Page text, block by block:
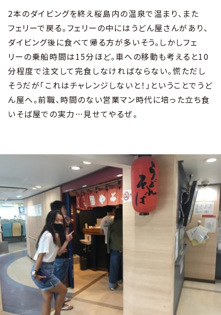
2本のダイビングを終え桜島内の温泉で温まり、また
フェリーで戻る。フェリーの中にはうどん屋さんがあり、
ダイビング後に食べて帰る方が多いそう。しかしフェ
リーの乗船時間は15分ほど。車への移動も考えると10
分程度で注文して完食しなければならない。慌ただし
そうだが「これはチャレンジしないと！」ということでうど
ん屋へ。前職、時間のない営業マン時代に培った立ち食
いそば屋での実力…見せてやるぜ。